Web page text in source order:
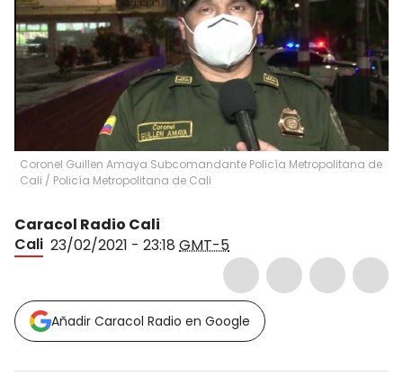
Coronel Guillen Amaya Subcomandante Policía Metropolitana de
Cali / Policía Metropolitana de Cali
Caracol Radio Cali
Cali 23/02/2021 - 23:18 GMT-5
Añadir Caracol Radio en Google